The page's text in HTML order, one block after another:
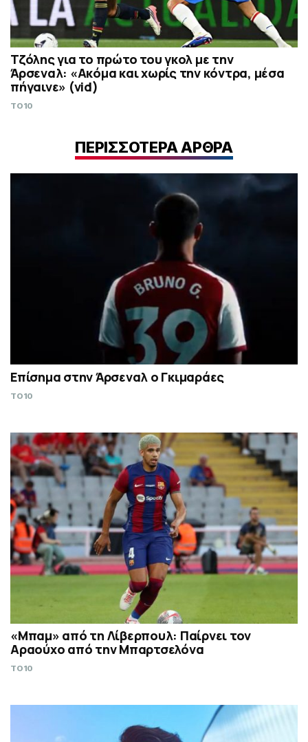
Τζόλης για το πρώτο του γκολ με την
Άρσεναλ: «Ακόμα και χωρίς την κόντρα, μέσα
πήγαινε» (vid)
TO10
ΠΕΡΙΣΣΟΤΕΡΑ ΑΡΘΡΑ
Επίσημα στην Άρσεναλ ο Γκιμαράες
TO10
«Μπαμ» από τη Λίβερπουλ: Παίρνει τον
Αραούχο από την Μπαρτσελόνα
TO10